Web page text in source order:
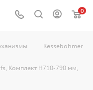
0
— Kessebohmer
Комплект Н710-790 мм,